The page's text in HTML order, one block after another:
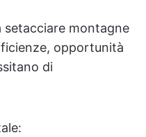
setacciare montagne
opportunità
di